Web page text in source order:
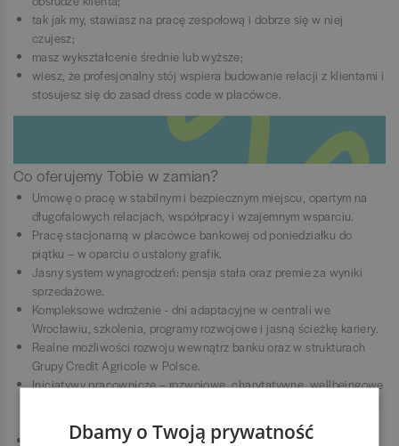
tak jak my, stawiasz na pracę zespołową i dobrze się w niej
czujesz;
masz wykształcenie średnie lub wyższe;
wiesz, że profesjonalny stój wspiera budowanie relacji z klientami i
stosujesz się do zasad dress code w placówce.
Co oferujemy Tobie w zamian?
Umowę o pracę w stabilnym i bezpiecznym miejscu, opartym na
długofalowych relacjach, współpracy i wzajemnym wsparciu.
Pracę stacjonarną w placówce bankowej od poniedziałku do
piątku – w oparciu o ustalony grafik.
Jasny system wynagrodzeń: pensja stała oraz premie za wyniki
sprzedażowe.
Kompleksowe wdrożenie - dni adaptacyjne w centrali we
Wrocławiu, szkolenia, programy rozwojowe i jasną ścieżkę kariery.
Realne możliwości rozwoju wewnątrz banku oraz w strukturach
Grupy Credit Agricole w Polsce.
Inicjatywy pracownicze – rozwojowe, charytatywne, wellbeingowe
i robić razem coś dobrego.
Możliwość dołączenia do sieci pracowniczych zrzeszających
Dbamy o Twoją prywatność